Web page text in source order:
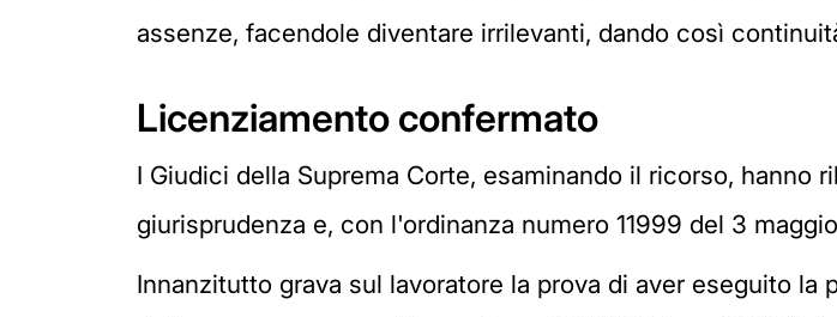
assenze, facendole diventare irrilevanti, dando così
Licenziamento confermato
I Giudici della Suprema Corte, esaminando il ricorso, hanno
giurisprudenza e, con l'ordinanza numero 11999 del 3
Innanzitutto grava sul lavoratore la prova di aver eseguito